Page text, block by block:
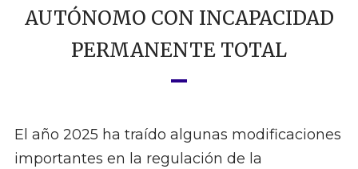
AUTÓNOMO CON INCAPACIDAD
PERMANENTE TOTAL
El año 2025 ha traído algunas modificaciones
importantes en la regulación de la